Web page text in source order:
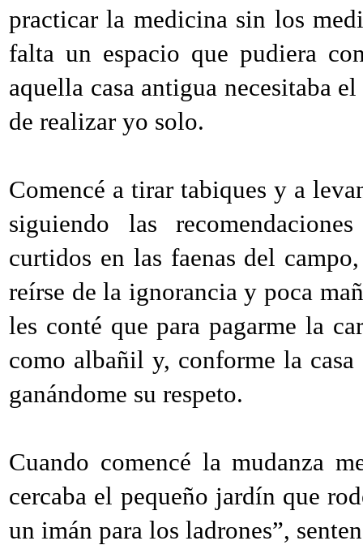
practicar la medicina sin los
falta un espacio que pudiera
aquella casa antigua necesitaba
de realizar yo solo.
Comencé a tirar tabiques y a
siguiendo las
curtidos en las faenas del
reírse de la ignorancia y poca
les conté que para pagarme la
como albañil y, conforme la
ganándome su respeto.
Cuando comencé la mudanza
cercaba el pequeño jardín que
un imán para los ladrones”,